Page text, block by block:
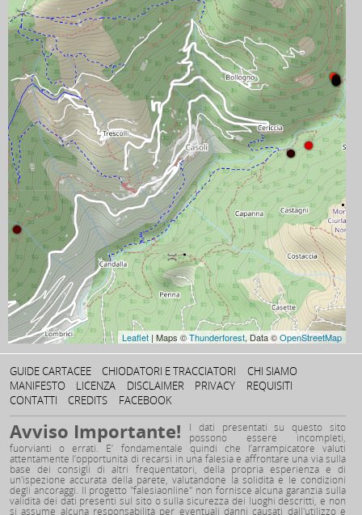
Leaflet | Maps ©Thunderforest, Data ©OpenStreetMap
GUIDE CARTACEE CHIODATORI E TRACCIATORI
CHI SIAMO
MANIFESTO
LICENZA DISCLAIMER PRIVACY
REQUISITI
CONTATTI
CREDITS FACEBOOK
Avviso Importante! I dati presentati su questo sito
possono essere incompleti,
fuorvianti o errati. E’ fondamentale quindi che l’arrampicatore valuti
attentamente l’opportunità di recarsi in una falesia e affrontare una via sulla
base dei consigli di altri frequentatori, della propria esperienza e di
un'ispezione accurata della parete, valutandone la solidità e le condizioni
degli ancoraggi. Il progetto "falesiaonline" non fornisce alcuna garanzia sulla
validità dei dati presenti sul sito o sulla sicurezza dei luoghi descritti, e non
si assume alcuna responsabilità per eventuali danni causati dall'utilizzo e